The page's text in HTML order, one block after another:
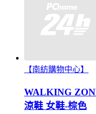
【南紡購物中心】
WALKING
涼鞋 女鞋-棕色